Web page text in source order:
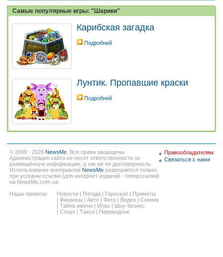
Самые популярные игры: "Шарики"
Карибская загадка
Подробней
Лунтик. Пропавшие краски
Подробней
© 2009 - 2026 NewsMe . Все права защищены.
Администрация сайта не несёт ответственности за
размещённую информацию, а так же ее достоверность.
Использование материалов NewsMe разрешается только
при условии ссылки (для интернет-изданий - гиперссылки)
на NewsMe.com.ua.
Наши проекты:
Новости | Погода | Гороскоп | Приметы
| Финансы | Авто | Фото | Видео | Сонник
| Тайна имени | Игры | Шоу-бизнес
| Спорт | Такси | Переводчик
Правообладателям
Связаться с нами